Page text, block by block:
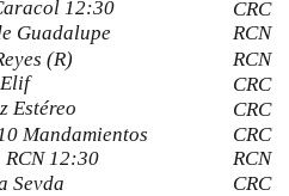
12:30 CRC
Guadalupe
RCN
(R)
RCN
Elif
CRC
Estéreo
CRC
Mandamientos
CRC
12:30
RCN
Sevda
CRC